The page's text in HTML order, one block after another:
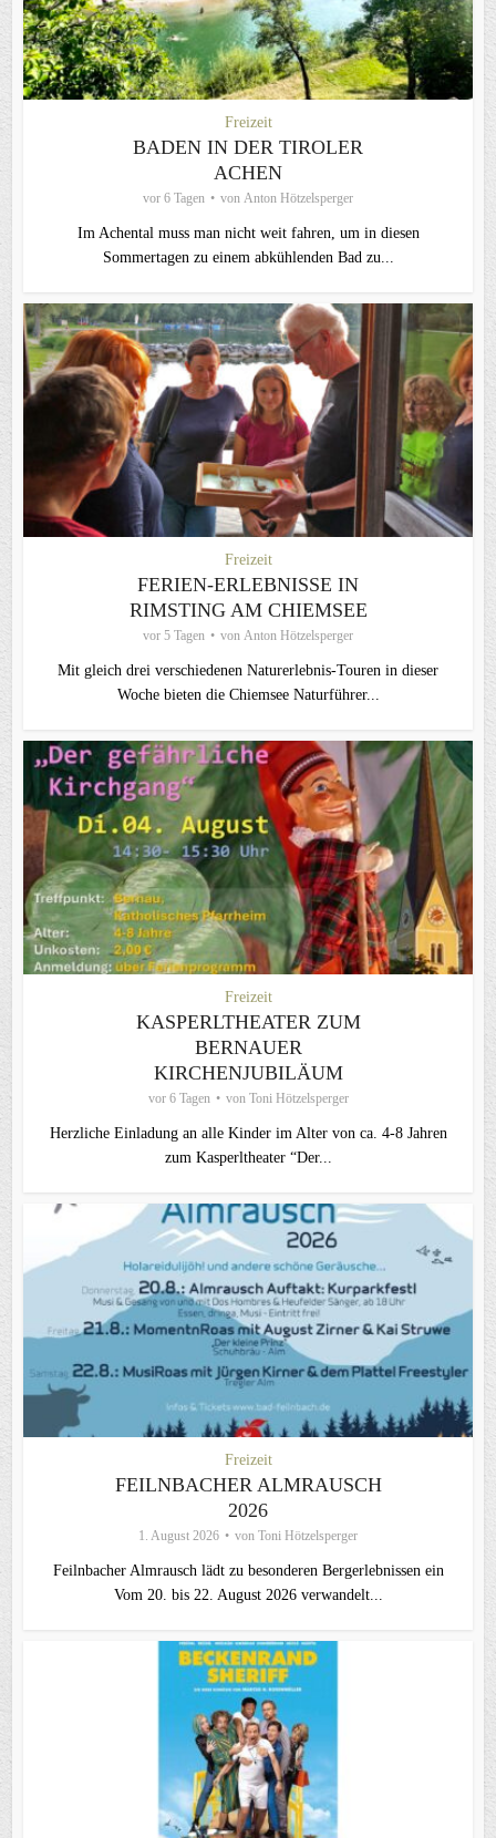
Freizeit
BADEN IN DER TIROLER
ACHEN
vor 6 Tagen von Anton Hötzelsperger
Im Achental muss man nicht weit fahren, um in diesen
Sommertagen zu einem abkühlenden Bad zu...
Freizeit
FERIEN-ERLEBNISSE IN
RIMSTING AM CHIEMSEE
vor 5 Tagen von Anton Hötzelsperger
Mit gleich drei verschiedenen Naturerlebnis-Touren in dieser
Woche bieten die Chiemsee Naturführer...
Freizeit
KASPERLTHEATER ZUM
BERNAUER
KIRCHENJUBILÄUM
vor 6 Tagen von Toni Hötzelsperger
Herzliche Einladung an alle Kinder im Alter von ca. 4-8 Jahren
zum Kasperltheater “Der...
Freizeit
FEILNBACHER ALMRAUSCH
2026
1. August 2026 von Toni Hötzelsperger
Feilnbacher Almrausch lädt zu besonderen Bergerlebnissen ein
Vom 20. bis 22. August 2026 verwandelt...